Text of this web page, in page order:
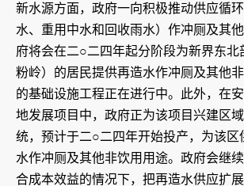
新水源方面，政府一向积极推动供应循
水、重用中水和回收雨水）作冲厕及其
府将会在二○二四年起分阶段为新界东北
粉岭）的居民提供再造水作冲厕及其他
的基础设施工程正在进行中。此外，在
地发展项目中，政府正为该项目兴建区
统，预计于二○二四年开始投产，为该区
水作冲厕及其他非饮用用途。政府会继
合成本效益的情况下，把再造水供应扩